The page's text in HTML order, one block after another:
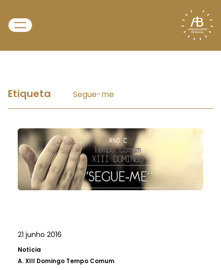
Etiqueta Segue-me
21 junho 2016
Notícia
A.XIII Domingo Tempo Comum